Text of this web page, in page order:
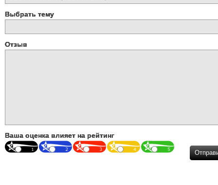
Выбрать тему
Отзыв
Ваша оценка влияет на рейтинг